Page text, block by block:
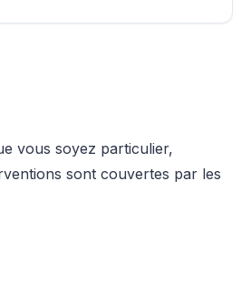
vous soyez particulier,
sont couvertes par les